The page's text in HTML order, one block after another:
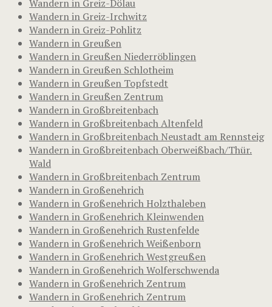
Wandern in Greiz-Dölau
Wandern in Greiz-Irchwitz
Wandern in Greiz-Pohlitz
Wandern in Greußen
Wandern in Greußen Niederröblingen
Wandern in Greußen Schlotheim
Wandern in Greußen Topfstedt
Wandern in Greußen Zentrum
Wandern in Großbreitenbach
Wandern in Großbreitenbach Altenfeld
Wandern in Großbreitenbach Neustadt am Rennsteig
Wandern in Großbreitenbach Oberweißbach/Thür.
Wald
Wandern in Großbreitenbach Zentrum
Wandern in Großenehrich
Wandern in Großenehrich Holzthaleben
Wandern in Großenehrich Kleinwenden
Wandern in Großenehrich Rustenfelde
Wandern in Großenehrich Weißenborn
Wandern in Großenehrich Westgreußen
Wandern in Großenehrich Wolferschwenda
Wandern in Großenehrich Zentrum
Wandern in Großenehrich Zentrum